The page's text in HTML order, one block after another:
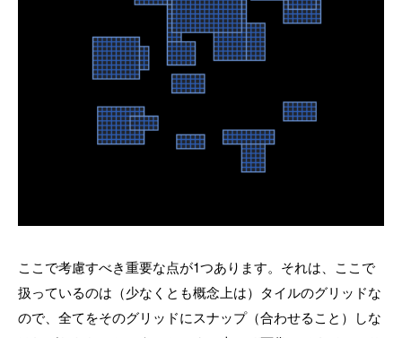
ここで考慮すべき重要な点が1つあります。それは、ここで
扱っているのは（少なくとも概念上は）タイルのグリッドな
ので、全てをそのグリッドにスナップ（合わせること）しな